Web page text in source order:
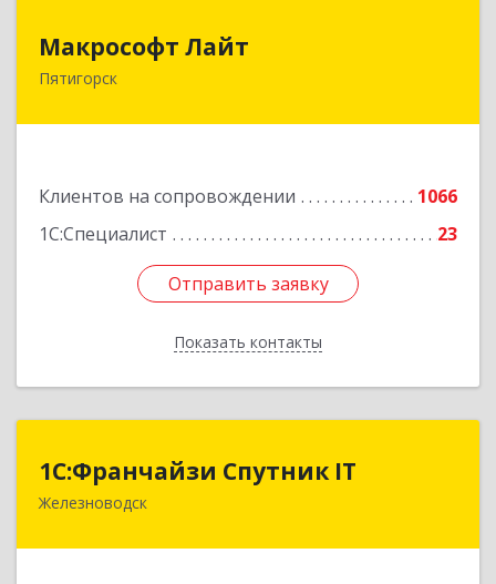
Макрософт Лайт
Пятигорск
Клиентов на сопровождении
1066
1С:Специалист
23
Отправить заявку
Показать контакты
357501, Ставропольский край, Пятигорск г,
Отправить заявку
Назад
1С:Франчайзи Спутник IT
Железноводск
1С:Франчайзи Спутник IT
357430, Ставропольский край, город-курорт